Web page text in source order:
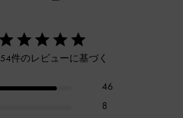
54件のレビューに基づく
46
8